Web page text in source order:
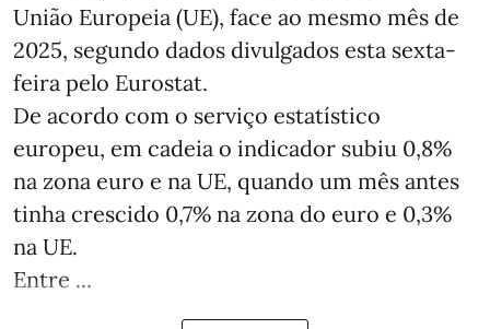
União Europeia (UE), face ao mesmo mês de
2025, segundo dados divulgados esta sexta-
feira pelo Eurostat.
De acordo com o serviço estatístico
europeu, em cadeia o indicador subiu 0,8%
na zona euro e na UE, quando um mês antes
tinha crescido 0,7% na zona do euro e 0,3%
na UE.
Entre ...